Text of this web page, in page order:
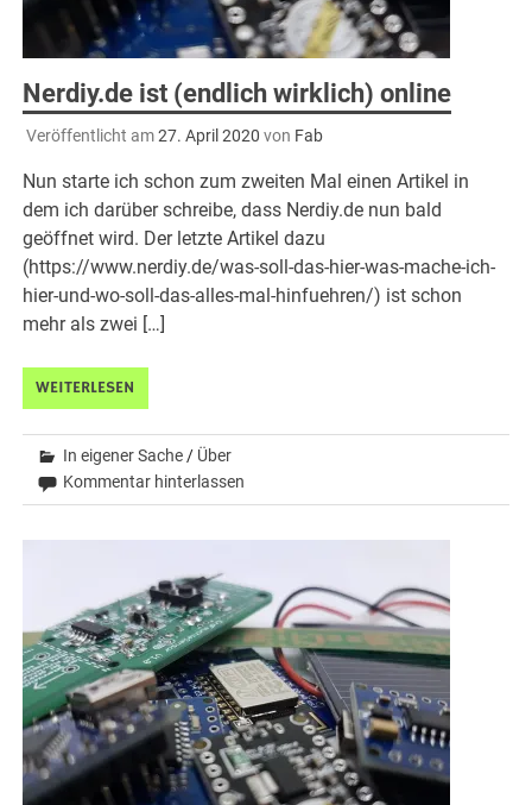
Nerdiy.de ist (endlich wirklich) online
Veröffentlicht am27. April 2020 von Fab
Nun starte ich schon zum zweiten Mal einen Artikel in
dem ich darüber schreibe, dass Nerdiy.de nun bald
geöffnet wird. Der letzte Artikel dazu
(https://www.nerdiy.de/was-soll-das-hier-was-mache-ich-
hier-und-wo-soll-das-alles-mal-hinfuehren/) ist schon
mehr als zwei […]
WEITERLESEN
In eigener Sache / Über
Kommentar hinterlassen